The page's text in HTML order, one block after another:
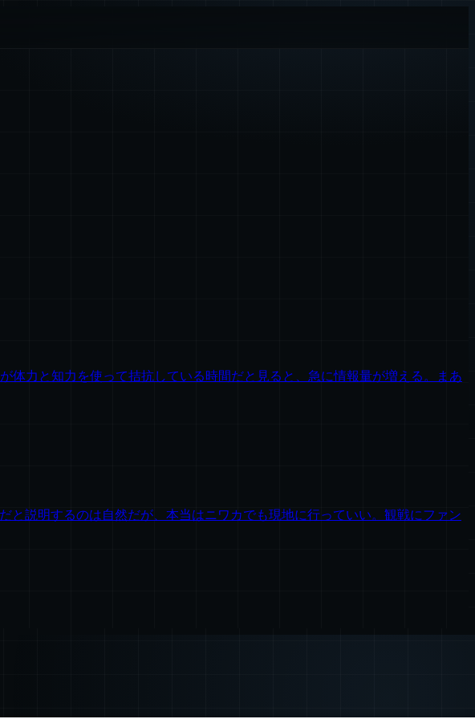
力と知力を使って拮抗している時間だと見ると、急に情報量が増える。まあ
説明するのは自然だが、本当はニワカでも現地に行っていい。観戦にファン